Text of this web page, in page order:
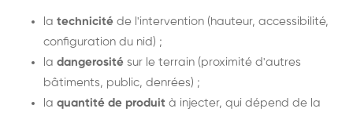
la technicité de l'intervention (hauteur, accessibilité,
configuration du nid) ;
la dangerosité sur le terrain (proximité d'autres
bâtiments, public, denrées) ;
la quantité de produit à injecter, qui dépend de la